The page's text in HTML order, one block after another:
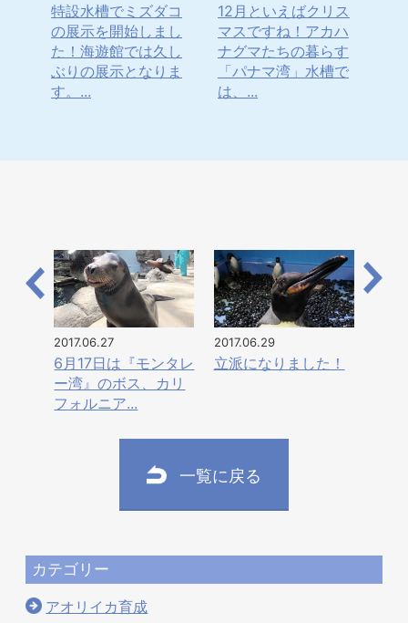
特設水槽でミズダコ
の展示を開始しまし
た！海遊館では久し
ぶりの展示となりま
す。...
12月といえばクリス
マスですね！アカハ
ナグマたちの暮らす
「パナマ湾」水槽で
は、...
2017.06.27
6月17日は『モンタレ
ー湾』のボス、カリ
フォルニア...
2017.06.29
立派になりました！
一覧に戻る
カテゴリー
アオリイカ育成